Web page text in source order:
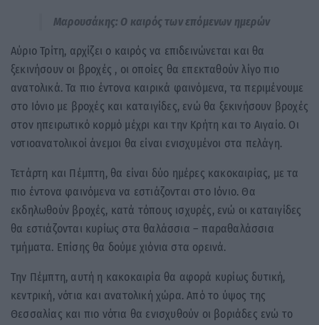
Μαρουσάκης: Ο καιρός των επόμενων ημερών
Αύριο Τρίτη, αρχίζει ο καιρός να επιδεινώνεται και θα
ξεκινήσουν οι βροχές , οι οποίες θα επεκταθούν λίγο πιο
ανατολικά. Τα πιο έντονα καιρικά φαινόμενα, τα περιμένουμε
στο Ιόνιο με βροχές και καταιγίδες, ενώ θα ξεκινήσουν βροχές
στον ηπειρωτικό κορμό μέχρι και την Κρήτη και το Αιγαίο. Οι
νοτιοανατολικοί άνεμοι θα είναι ενισχυμένοι στα πελάγη.
Τετάρτη και Πέμπτη, θα είναι δύο ημέρες κακοκαιρίας, με τα
πιο έντονα φαινόμενα να εστιάζονται στο Ιόνιο. Θα
εκδηλωθούν βροχές, κατά τόπους ισχυρές, ενώ οι καταιγίδες
θα εστιάζονται κυρίως στα θαλάσσια – παραθαλάσσια
τμήματα. Επίσης θα δούμε χιόνια στα ορεινά.
Την Πέμπτη, αυτή η κακοκαιρία θα αφορά κυρίως δυτική,
κεντρική, νότια και ανατολική χώρα. Από το ύψος της
Θεσσαλίας και πιο νότια θα ενισχυθούν οι βοριάδες ενώ το